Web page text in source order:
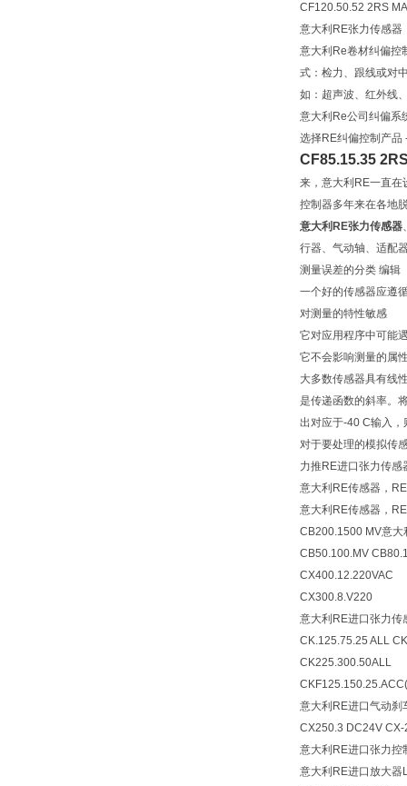
CF120.50.52 2RS
意大利RE张力传感器
意大利Re卷材纠偏控
式：检力、跟线或对
如：超声波、红外线
意大利Re公司纠偏系
选择RE纠偏控制产品
CF85.15.35
来，意大利RE一直在
控制器多年来在各地
意大利RE张力传感器
行器、气动轴、适配
测量误差的分类 编辑
一个好的传感器应遵
对测量的特性敏感
它对应用程序中可能
它不会影响测量的属
大多数传感器具有线
是传递函数的斜率。
出对应于-40 C输入
对于要处理的模拟传
力推RE进口张力传
意大利RE传感器，
意大利RE传感器，
CB200.1500 MV意大
CB50.100.MV
CX400.12.220VAC
CX300.8.V220
意大利RE进口张力传
CK.125.75.25 ALL
CK225.300.50ALL
意大利RE进口气动
CX250.3 DC24V
意大利RE进口张力控
意大利RE进口放大器